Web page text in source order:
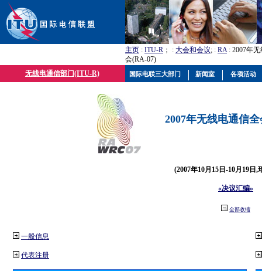
主页 : ITU-R ； : 大会和会议; : RA: 2007年
会(RA-07)
无线电通信部门(ITU-R)
2007年无线电通信
(2007年10月15日-10月19日,
«决议汇编»
全部收缩
一般信息
代表注册
国际电联三大部门 新闻室 各项活动